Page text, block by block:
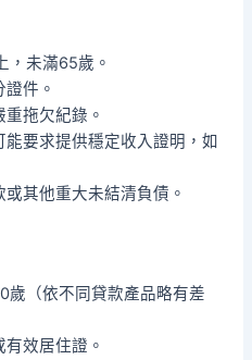
，未滿65歲。
件。
拖欠紀錄。
要求提供穩定收入證明，如
其他重大未結清負債。
歲（依不同貸款產品略有差
效居住證。